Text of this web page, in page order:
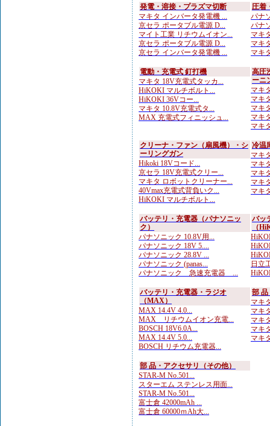
発電・溶接・プラズマ切断
マキタ インバータ発電機 ...
京セラ ポータブル電源 D...
マイト工業 リチウムイオン...
京セラ ポータブル電源 D...
京セラ インバータ発電機 ...
圧着
パナ
パナ
マキ
マキ
マキ
電動・充電式 釘打機
マキタ 18V充電式タッカ...
HiKOKI マルチボルト...
HiKOKI 36Vコー...
マキタ 10.8V充電式タ...
MAX 充電式フィニッシュ...
高圧
ーニ
マキ
マキ
マキ
マキ
マキ
クリーナ・ファン（扇風機）・シ
ーリングガン
Hikoki 18Vコード...
京セラ 18V充電式クリー...
マキタ ロボットクリーナー...
40Vmax充電式背負いク...
HiKOKI マルチボルト...
冷温
マキ
マキ
マキ
マキ
マキ
バッテリ・充電器（パナソニッ
ク）
パナソニック 10.8V用...
パナソニック 18V 5....
パナソニック 28.8V ...
パナソニック (panas...
パナソニック 急速充電器 ...
バッ
（
日立
バッテリ・充電器・ラジオ
（MAX）
MAX 14.4V 4.0...
MAX リチウムイオン充電...
BOSCH 18V6.0A...
MAX 14.4V 5.0...
BOSCH リチウム充電器...
部 品
マキ
マキ
マキ
マキ
マキ
部 品・アクセサリ（その他）
STAR-M No.501...
スターエム ステンレス用面...
STAR-M No.501...
富士倉 42000mAh ...
富士倉 60000ｍAh大...